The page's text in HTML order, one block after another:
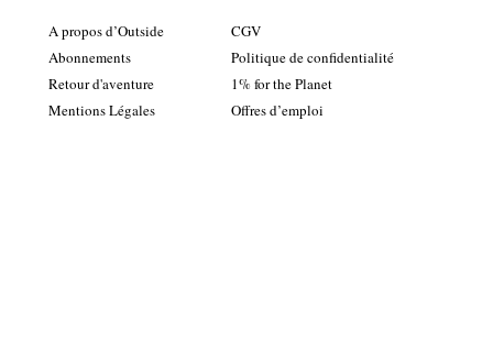
A propos d’Outside
Abonnements
Retour d'aventure
Mentions Légales
CGV
Politique de confidentialité
1% for the Planet
Offres d’emploi